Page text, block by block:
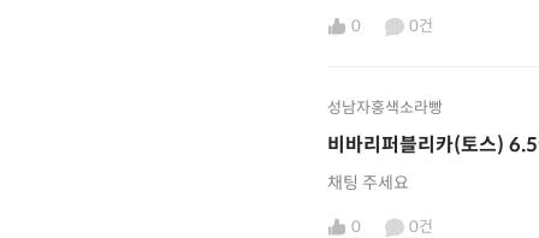
0 0건
성남자홍색소라빵
비바리퍼블리카(토스)
채팅 주세요
0 0건